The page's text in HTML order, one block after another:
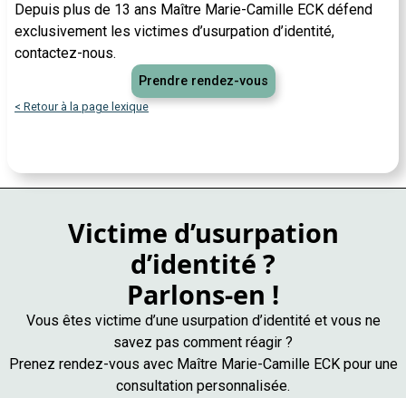
Depuis plus de 13 ans Maître Marie-Camille ECK défend
exclusivement les victimes d’usurpation d’identité,
contactez-nous.
Prendre rendez-vous
< Retour à la page lexique
Victime d’usurpation
d’identité ?
Parlons-en !
Vous êtes victime d’une usurpation d’identité et vous ne
savez pas comment réagir ?
Prenez rendez-vous avec Maître Marie-Camille ECK pour une
consultation personnalisée.